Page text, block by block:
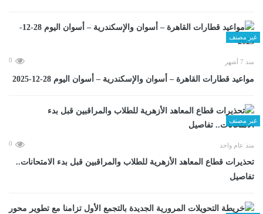
غير مصنف
منذ 7 أشهر 0
مواعيد قطارات القاهرة – أسوان والإسكندرية – أسوان اليوم 28-12-2025
غير مصنف
منذ عام واحد 0
تحذيرات قطاع المعاهد الأزهرية للطلاب والمراقبين قبل بدء الامتحانات..
تفاصيل